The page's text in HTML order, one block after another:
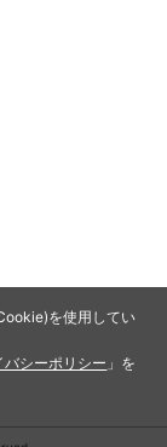
を使用してい
バシーポリシー 」を